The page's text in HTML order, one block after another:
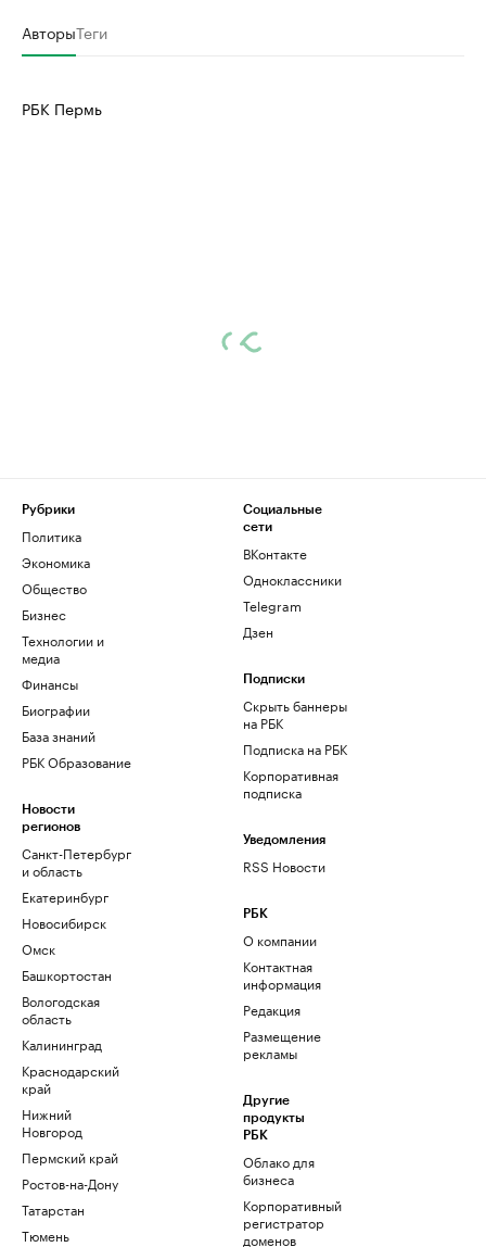
АвторыТеги
РБК Пермь
Рубрики
Политика
Экономика
Общество
Бизнес
Технологии и
медиа
Финансы
Биографии
База знаний
РБК Образование
Новости
регионов
Санкт-Петербург
и область
Екатеринбург
Новосибирск
Омск
Башкортостан
Вологодская
область
Калининград
Краснодарский
край
Нижний
Новгород
Пермский край
Ростов-на-Дону
Татарстан
Тюмень
Социальные
сети
ВКонтакте
Одноклассники
Telegram
Дзен
Подписки
Скрыть баннеры
на РБК
Подписка на РБК
Корпоративная
подписка
Уведомления
RSS Новости
РБК
О компании
Контактная
информация
Редакция
Размещение
рекламы
Другие
продукты
РБК
Облако для
бизнеса
Корпоративный
регистратор
доменов